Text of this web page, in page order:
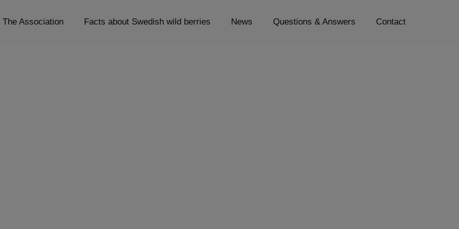
The Association Facts about Swedish wild berries News Questions & Answers Contact